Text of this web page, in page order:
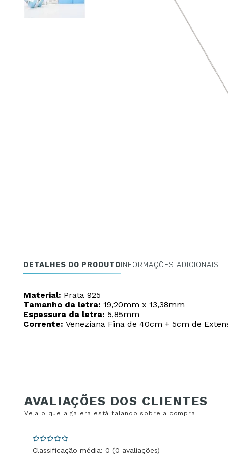
DETALHES DO PRODUTO INFORMAÇÕES ADICIONAIS
Material: Prata 925
Tamanho da letra: 19,20mm x 13,38mm
Espessura da letra: 5,85mm
Corrente: Veneziana Fina de 40cm + 5cm de
Classificação média: 0 (0 avaliações)